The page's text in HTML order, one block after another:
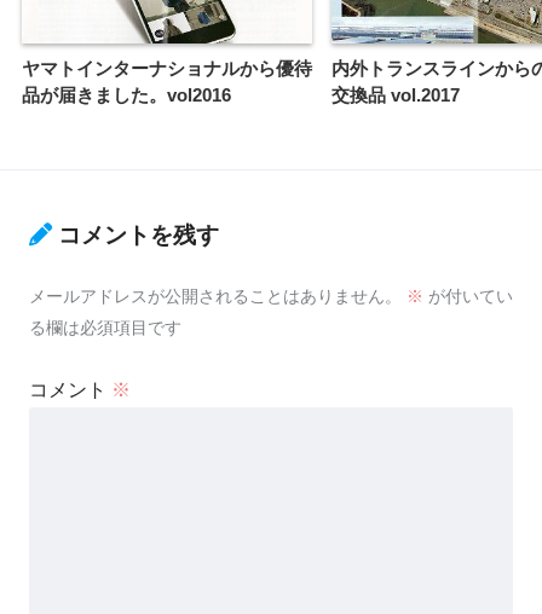
ヤマトインターナショナルから優待
品が届きました。vol2016
内外トランスラインから
交換品 vol.2017
コメントを残す
メールアドレスが公開されることはありません。 ※ が付いてい
る欄は必須項目です
コメント ※